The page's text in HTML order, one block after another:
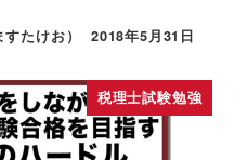
たけお） 2018年5月31日
税理士試験勉強